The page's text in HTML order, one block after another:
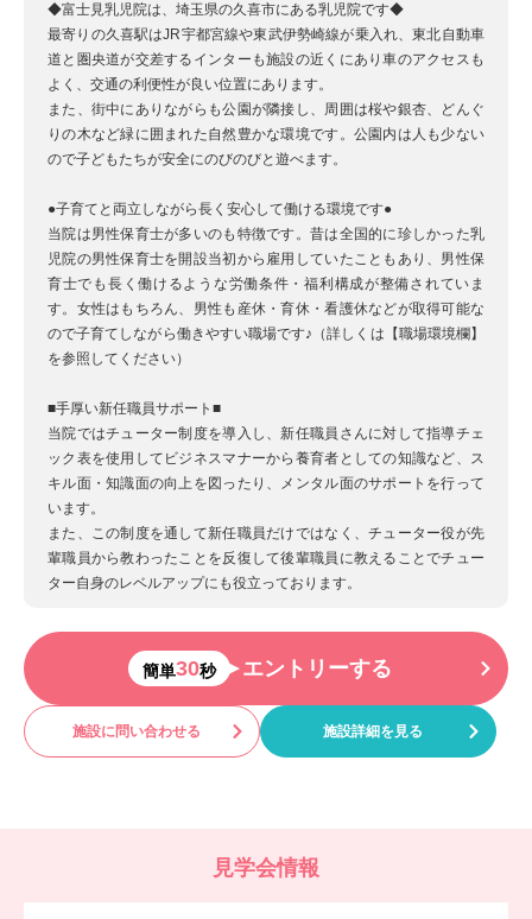
◆富士見乳児院は、埼玉県の久喜市にある乳児院です◆
最寄りの久喜駅はJR宇都宮線や東武伊勢崎線が乗入れ、東北自動車
道と圏央道が交差するインターも施設の近くにあり車のアクセスも
よく、交通の利便性が良い位置にあります。
また、街中にありながらも公園が隣接し、周囲は桜や銀杏、どんぐ
りの木など緑に囲まれた自然豊かな環境です。公園内は人も少ない
ので子どもたちが安全にのびのびと遊べます。
●子育てと両立しながら長く安心して働ける環境です●
当院は男性保育士が多いのも特徴です。昔は全国的に珍しかった乳
児院の男性保育士を開設当初から雇用していたこともあり、男性保
育士でも長く働けるような労働条件・福利構成が整備されていま
す。女性はもちろん、男性も産休・育休・看護休などが取得可能な
ので子育てしながら働きやすい職場です♪（詳しくは【職場環境欄】
を参照してください）
■手厚い新任職員サポート■
当院ではチューター制度を導入し、新任職員さんに対して指導チェ
ック表を使用してビジネスマナーから養育者としての知識など、ス
キル面・知識面の向上を図ったり、メンタル面のサポートを行って
います。
また、この制度を通して新任職員だけではなく、チューター役が先
輩職員から教わったことを反復して後輩職員に教えることでチュー
ター自身のレベルアップにも役立っております。
簡単30秒 エントリーする
施設に問い合わせる 施設詳細を見る
見学会情報